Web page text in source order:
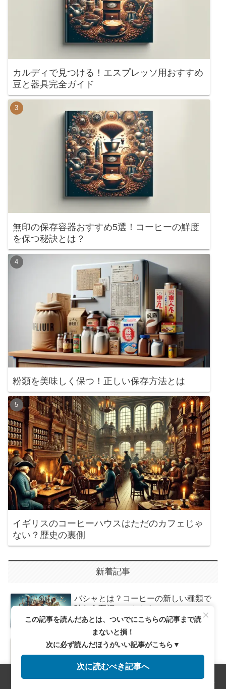
カルディで見つける！エスプレッソ用おすすめ
豆と器具完全ガイド
無印の保存容器おすすめ5選！コーヒーの鮮度
を保つ秘訣とは？
粉類を美味しく保つ！正しい保存方法とは
イギリスのコーヒーハウスはただのカフェじゃ
ない？歴史の裏側
新着記事
バシャとは？コーヒーの新しい種類で
味わう至福のひととき
コーヒーの苦味を極める！自分好みの
一杯を見つける方法
サイドバー
×
この記事を読んだあとは、ついでにこちらの記事まで読
まないと損！
次に必ず読んだほうがいい記事がこちら▼
次に読むべき記事へ